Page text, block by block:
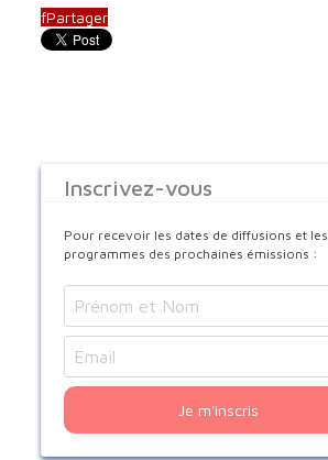
fPartager
Inscrivez-vous
Pour recevoir les dates de diffusions et les
programmes des prochaines émissions :
Je m'inscris